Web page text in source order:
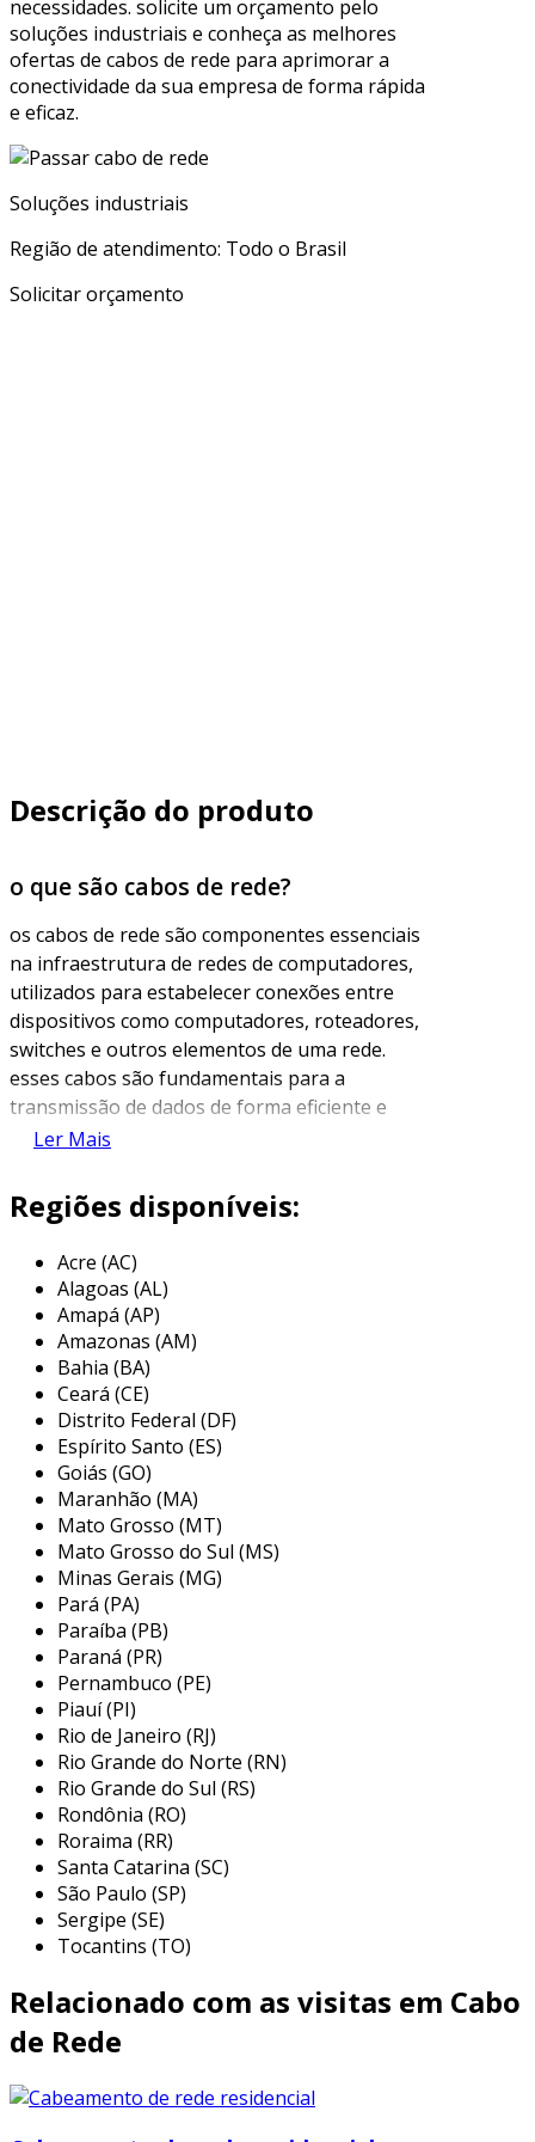
necessidades. solicite um orçamento pelo
soluções industriais e conheça as melhores
ofertas de cabos de rede para aprimorar a
conectividade da sua empresa de forma rápida
e eficaz.
Soluções industriais
Região de atendimento: Todo o Brasil
Solicitar orçamento
Descrição do produto
o que são cabos de rede?
os cabos de rede são componentes essenciais
na infraestrutura de redes de computadores,
utilizados para estabelecer conexões entre
dispositivos como computadores, roteadores,
switches e outros elementos de uma rede.
esses cabos são fundamentais para a
transmissão de dados de forma eficiente e
segura. existem diversos tipos de cabos de
que podem variar em categorias e
especificações técnicas.
os cabos de rede são compostos por fios que
conduzem sinais elétricos, permitindo a
comunicação entre os dispositivos conectados.
essa comunicação pode ocorrer em diferentes
velocidades e com diferentes capacidades de
largura de banda, dependendo do tipo de cabo
utilizado. a escolha do cabo adequado é crucial
para garantir um desempenho ideal na rede,
evitando problemas de latência e perda de
pacotes.
principais tipos de cabos de rede
os tipos de cabos de rede são classificados
principalmente por suas categorias e pelo
material que utilizam. cada categoria e tipo
possui características específicas que
determinam seu desempenho e aplicações.
entre os principais tipos de cabos de rede,
destacam-se:
cabo de rede categoria 5e:
transmissão de até 1 gbps, é ideal para
redes domésticas e pequenas empresas.
cabo de rede categoria 6:
sendo bastante utilizado em ambientes
corporativos que exigem maior
velocidade.
cabo de rede categoria 6a:uma versão
Ler Mais
Regiões disponíveis:
Acre (AC)
Alagoas (AL)
Amapá (AP)
Amazonas (AM)
Bahia (BA)
Ceará (CE)
Distrito Federal (DF)
Espírito Santo (ES)
Goiás (GO)
Maranhão (MA)
Mato Grosso (MT)
Mato Grosso do Sul (MS)
Minas Gerais (MG)
Pará (PA)
Paraíba (PB)
Paraná (PR)
Pernambuco (PE)
Piauí (PI)
Rio de Janeiro (RJ)
Rio Grande do Norte (RN)
Rio Grande do Sul (RS)
Rondônia (RO)
Roraima (RR)
Santa Catarina (SC)
São Paulo (SP)
Sergipe (SE)
Tocantins (TO)
Relacionado com as visitas em Cabo
de Rede